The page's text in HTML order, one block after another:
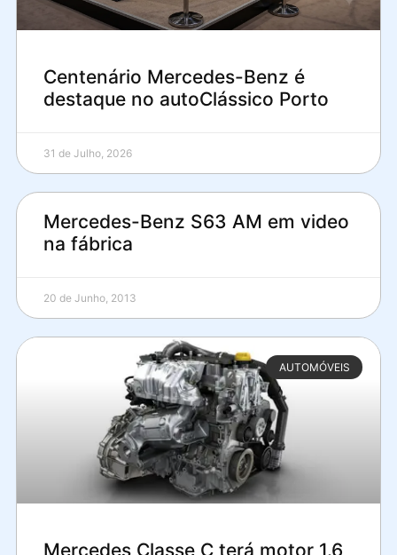
Centenário Mercedes-Benz é
destaque no autoClássico Porto
31 de Julho, 2026
Mercedes-Benz S63 AM em video
na fábrica
20 de Junho, 2013
AUTOMÓVEIS
Mercedes Classe C terá motor 1.6